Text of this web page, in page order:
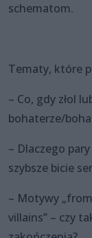
schematom.
Tematy, które
– Co, gdy złol
bohaterze/
– Dlaczego
szybsze bicie
– Motywy
villains” – czy